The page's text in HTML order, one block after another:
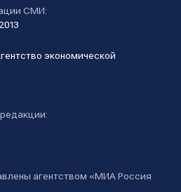
СМИ:
экономической
агентством «МИА Россия